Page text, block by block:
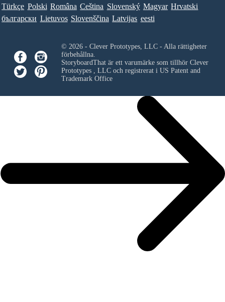
Türkçe Polski Româna Ceština Slovenský Magyar Hrvatski
български Lietuvos Slovenščina Latvijas eesti
© 2026 - Clever Prototypes, LLC - Alla rättigheter
förbehållna.
StoryboardThat är ett varumärke som tillhör Clever
Prototypes , LLCoch registrerat i US Patent and
Trademark Office